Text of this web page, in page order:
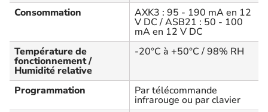
Consommation
AXK3 : 95 - 190 mA en 12
V DC / ASB21 : 50 - 100
mA en 12 V DC
Température de
fonctionnement /
Humidité relative
-20°C à +50°C / 98% RH
Programmation Par télécommande
infrarouge ou par clavier